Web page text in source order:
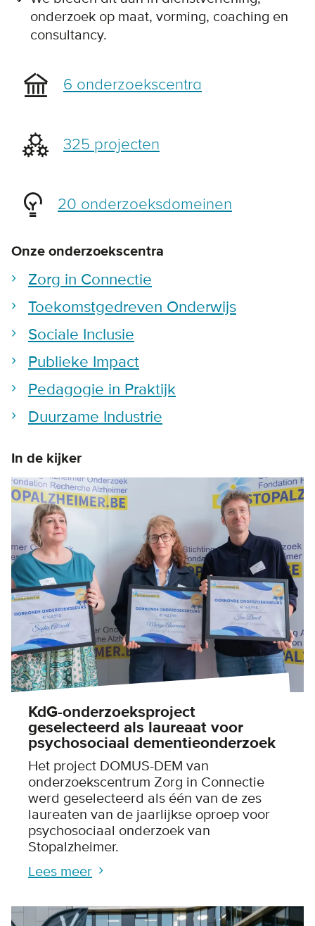
onderzoek op maat, vorming, coaching en
consultancy.
6 onderzoekscentra
325 projecten
20 onderzoeksdomeinen
Onze onderzoekscentra
Zorg in Connectie
Toekomstgedreven Onderwijs
Sociale Inclusie
Publieke Impact
Pedagogie in Praktijk
Duurzame Industrie
In de kijker
KdG-onderzoeksproject
geselecteerd als laureaat voor
psychosociaal dementieonderzoek
Het project DOMUS-DEM van
onderzoekscentrum Zorg in Connectie
werd geselecteerd als één van de zes
laureaten van de jaarlijkse oproep voor
psychosociaal onderzoek van
Stopalzheimer.
Lees meer